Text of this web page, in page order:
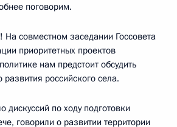
поговорим.
совместном заседании Госсовета
приоритетных проектов
нам предстоит обсудить
развития российского села.
дискуссий по ходу подготовки
говорили о развитии территории